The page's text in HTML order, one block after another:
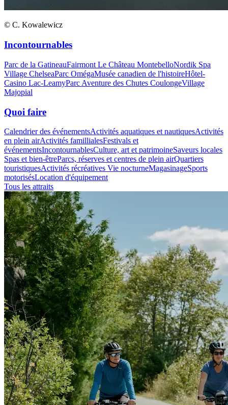
© C. Kowalewicz
Incontournables
Parc de la GatineauFairmont Le Château MontebelloNordik Spa
Village ChelseaParc OmégaMusée canadien de l'histoireHôtel-
Casino Lac-LeamyParc Aventure des Chutes CoulongeVillage
Majopial
Quoi faire
Calendrier des événementsActivités aquatiques et nautiquesActivités
en plein airActivités famillialesFestivals et
événementsIncontournablesCulture, art et patrimoineSaveurs locales
Spas et bien-êtreParcs, réserves et centres de plein airQuartiers
touristiquesActivités récréatives Vie nocturneMagasinageSports
motorisésLocation d'équipement
Tous les attraits